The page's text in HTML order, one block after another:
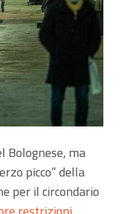
Bolognese, ma
picco” della
per il circondario